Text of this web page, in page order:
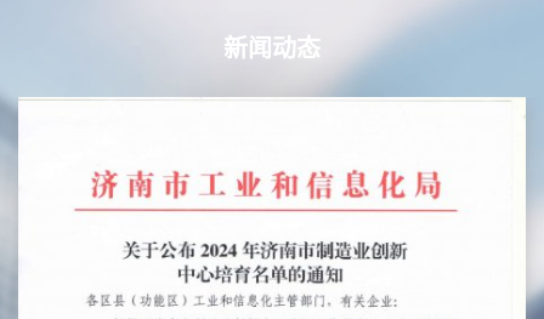
新闻动态